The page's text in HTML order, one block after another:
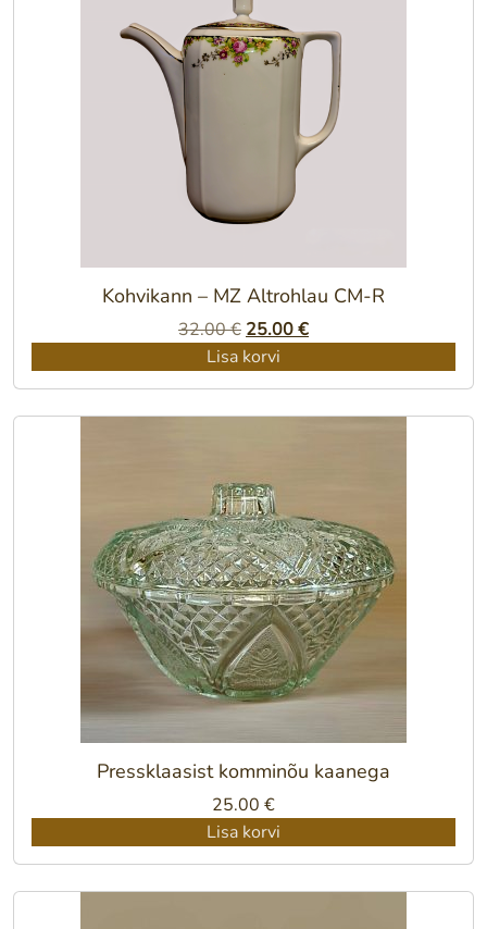
Kohvikann – MZ Altrohlau CM-R
32.00€ Algne
hind
25.00€Praegune
Lisa korvi
Pressklaasist komminõu kaanega
25.00 €
Lisa korvi